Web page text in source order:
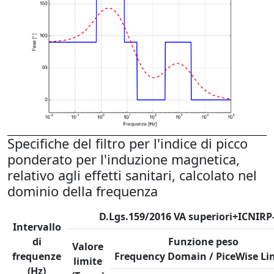
Specifiche del filtro per l'indice di picco
ponderato per l'induzione magnetica,
relativo agli effetti sanitari, calcolato nel
dominio della frequenza
Intervallo
di
frequenze
(Hz)
D.Lgs.159/2016 VA
Valore
limite
Funzione peso
Frequency Domain / PiceWise